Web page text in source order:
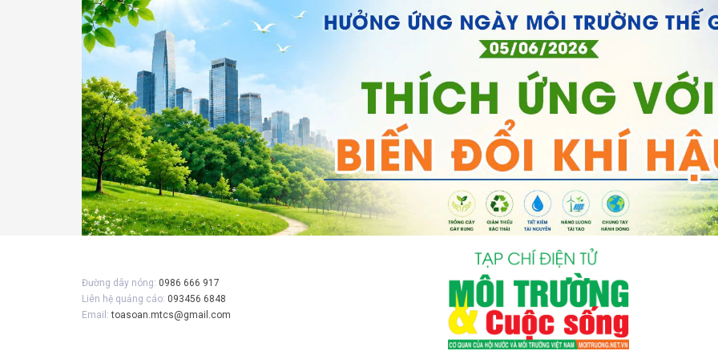
Đường dây nóng: 0986 666 917
Liên hệ quảng cáo: 093456 6848
Email:toasoan.mtcs@gmail.com
Gửi bình luận